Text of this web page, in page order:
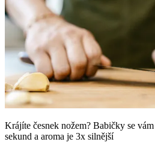
Krájíte česnek nožem? Babičky se
sekund a aroma je 3x silnější